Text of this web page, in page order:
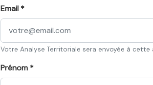
Email *
Votre Analyse Territoriale sera envoyée à cette
Prénom *